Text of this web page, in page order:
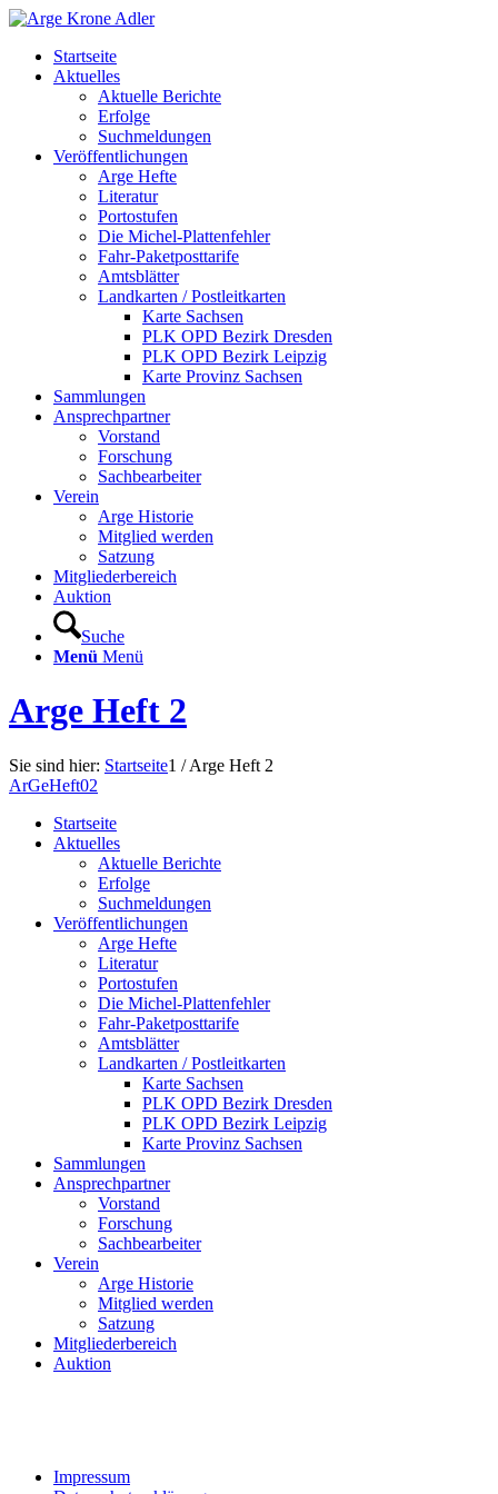
Startseite
Aktuelles
Aktuelle Berichte
Erfolge
Suchmeldungen
Veröffentlichungen
Arge Hefte
Literatur
Portostufen
Die Michel-Plattenfehler
Fahr-Paketposttarife
Amtsblätter
Landkarten / Postleitkarten
Karte Sachsen
PLK OPD Bezirk Dresden
PLK OPD Bezirk Leipzig
Karte Provinz Sachsen
Sammlungen
Ansprechpartner
Vorstand
Forschung
Sachbearbeiter
Verein
Arge Historie
Mitglied werden
Satzung
Mitgliederbereich
Auktion
Suche
Menü Menü
Arge Heft 2
Sie sind hier: Startseite1 / Arge Heft 2
ArGeHeft02
Startseite
Aktuelles
Aktuelle Berichte
Erfolge
Suchmeldungen
Veröffentlichungen
Arge Hefte
Literatur
Portostufen
Die Michel-Plattenfehler
Fahr-Paketposttarife
Amtsblätter
Landkarten / Postleitkarten
Karte Sachsen
PLK OPD Bezirk Dresden
PLK OPD Bezirk Leipzig
Karte Provinz Sachsen
Sammlungen
Ansprechpartner
Vorstand
Forschung
Sachbearbeiter
Verein
Arge Historie
Mitglied werden
Satzung
Mitgliederbereich
Auktion
Impressum